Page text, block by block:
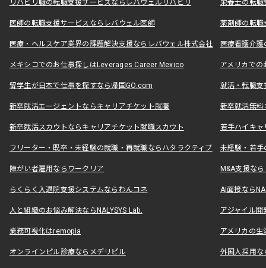
リハビリ職の転職支援サービスならレバウェルリハビリ 栄養士の転
医師の転職支援サービスならレバウェル医師 薬剤師の転
医療・ヘルスケア業界の課題解決支援ならレバウェル株式会社 医療看護介
メキシコでのお仕事探しはLeverages Career Mexico アメリカで
留学生が日本で仕事を探すなら帰国GO.com 就活・転職
新卒就活エージェントならキャリアチケット就職 新卒就活無料
新卒就活スカウトならキャリアチケット就職スカウト 若手ハイキ
フリーター・既卒・未経験の就職・再就職ならハタラクティブ 未経験・若手
障がい者雇用ならワークリア M&A支援な
らくらく入退院支援システムならわんコネ AI面接なら
人と組織のお悩み解決ならNALYSYS Lab. アジャイル
業務可視化はremopia アメリカの
オンラインピル診療ならメデリピル 外国人採用